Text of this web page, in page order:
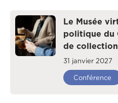
Le Musée
politique du
de
31 janvier 2027
Conférence